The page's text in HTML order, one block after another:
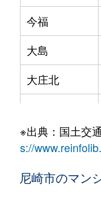
今福
大島
大庄北
大庄中通
※出典：国土交
s://
尼崎市のマン